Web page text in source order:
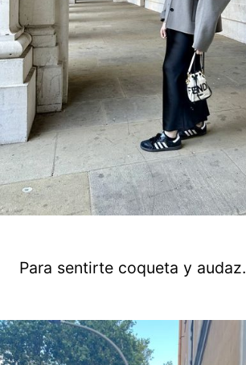
Para sentirte coqueta y audaz.